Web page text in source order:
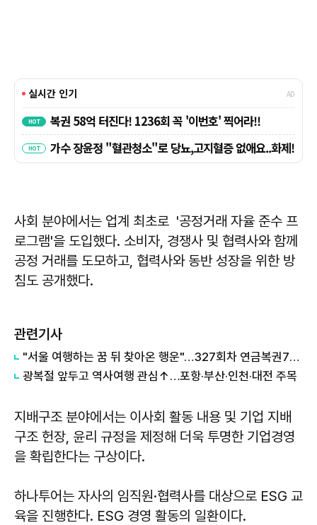
사회 분야에서는 업계 최초로 '공정거래 자율 준수 프
로그램'을 도입했다. 소비자, 경쟁사 및 협력사와 함께
공정 거래를 도모하고, 협력사와 동반 성장을 위한 방
침도 공개했다.
관련기사
"서울 여행하는 꿈 뒤 찾아온 행운"…327회차 연금복권720+ 당첨번호조회 주목
광복절 앞두고 역사여행 관심↑…포항·부산·인천·대전 주목
지배구조 분야에서는 이사회 활동 내용 및 기업 지배
구조 헌장, 윤리 규정을 제정해 더욱 투명한 기업경영
을 확립한다는 구상이다.
하나투어는 자사의 임직원·협력사를 대상으로 ESG 교
육을 진행한다. ESG 경영 활동의 일환이다.